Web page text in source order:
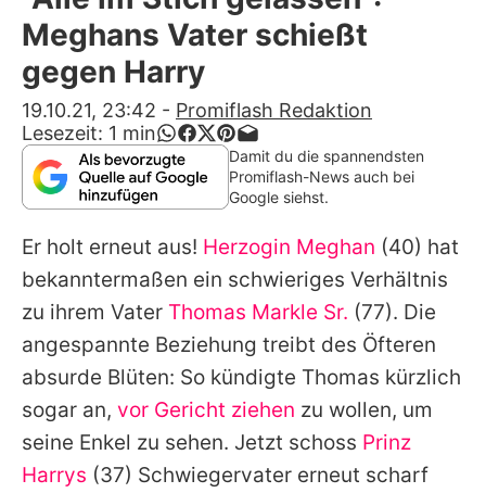
Alle Themen auf Promiflash
App runterladen
Team
Redaktionelle Richtlinien
Impressum
Datenschutzerklärung
Nutzungsbedingungen
Utiq verwalten
Meghans Vater schießt
gegen Harry
19.10.21, 23:42 - Promiflash Redaktion
Lesezeit: 1 min
Damit du die spannendsten
Promiflash-News auch bei
Google siehst.
Er holt erneut aus! Herzogin Meghan (40) hat
bekanntermaßen ein schwieriges Verhältnis
zu ihrem Vater Thomas Markle Sr. (77). Die
angespannte Beziehung treibt des Öfteren
absurde Blüten: So kündigte Thomas kürzlich
sogar an, vor Gericht ziehen zu wollen, um
seine Enkel zu sehen. Jetzt schoss Prinz
Harrys (37) Schwiegervater erneut scharf